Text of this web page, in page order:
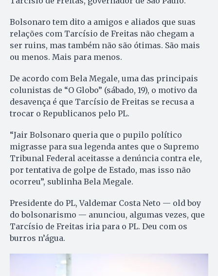
Bolsonaro tem dito a amigos e aliados que suas
relações com Tarcísio de Freitas não chegam a
ser ruins, mas também não são ótimas. São mais
ou menos. Mais para menos.
De acordo com Bela Megale, uma das principais
colunistas de “O Globo” (sábado, 19), o motivo da
desavença é que Tarcísio de Freitas se recusa a
trocar o Republicanos pelo PL.
“Jair Bolsonaro queria que o pupilo político
migrasse para sua legenda antes que o Supremo
Tribunal Federal aceitasse a denúncia contra ele,
por tentativa de golpe de Estado, mas isso não
ocorreu”, sublinha Bela Megale.
Presidente do PL, Valdemar Costa Neto — old boy
do bolsonarismo — anunciou, algumas vezes, que
Tarcísio de Freitas iria para o PL. Deu com os
burros n’água.